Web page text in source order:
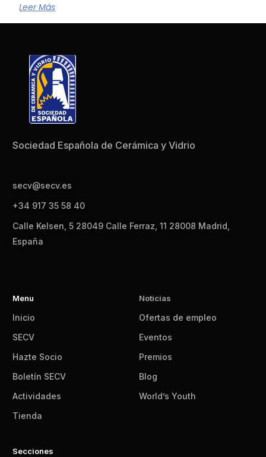
Leer Más
Sociedad Española de Cerámica y Vidrio
secv@secv.es
+34 917 35 58 40
Calle Kelsen, 5 28049 Calle Ferraz, 11 28008 Madrid,
España
Menu
Inicio
SECV
Hazte Socio
Boletín SECV
Actividades
Tienda
Noticias
Ofertas de empleo
Eventos
Premios
Blog
World’s Youth
Secciones